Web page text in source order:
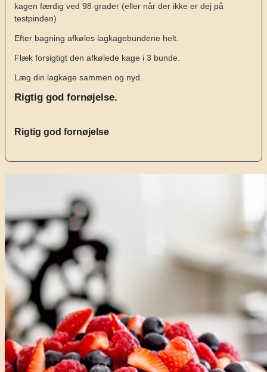
kagen færdig ved 98 grader (eller når der ikke er dej på
testpinden)
Efter bagning afkøles lagkagebundene helt.
Flæk forsigtigt den afkølede kage i 3 bunde.
Læg din lagkage sammen og nyd.
Rigtig god fornøjelse.
Rigtig god fornøjelse